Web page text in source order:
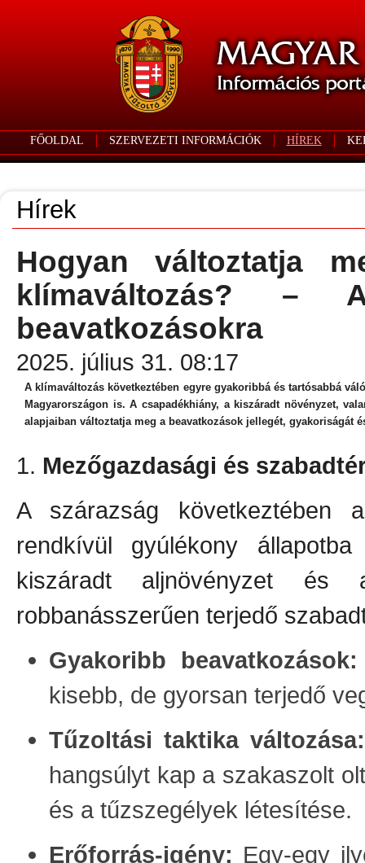
FŐOLDAL SZERVEZETI INFORMÁCIÓK HÍREK
Hírek
Hogyan változtatja
klímaváltozás? –
beavatkozásokra
2025. július 31. 08:17
A klímaváltozás következtében egyre gyakoribbá és tartósabbá
Magyarországon is. A csapadékhiány, a kiszáradt növényzet,
alapjaiban változtatja meg a beavatkozások jellegét, gyakoriságát
1. Mezőgazdasági és
A szárazság következtében
rendkívül gyúlékony
kiszáradt aljnövényzet
robbanásszerűen terjedő
Gyakoribb beavatkozások:
kisebb, de gyorsan terjedő
Tűzoltási taktika változása:
hangsúlyt kap a szakaszolt
és a tűzszegélyek létesítése.
Erőforrás-igény: Egy-egy